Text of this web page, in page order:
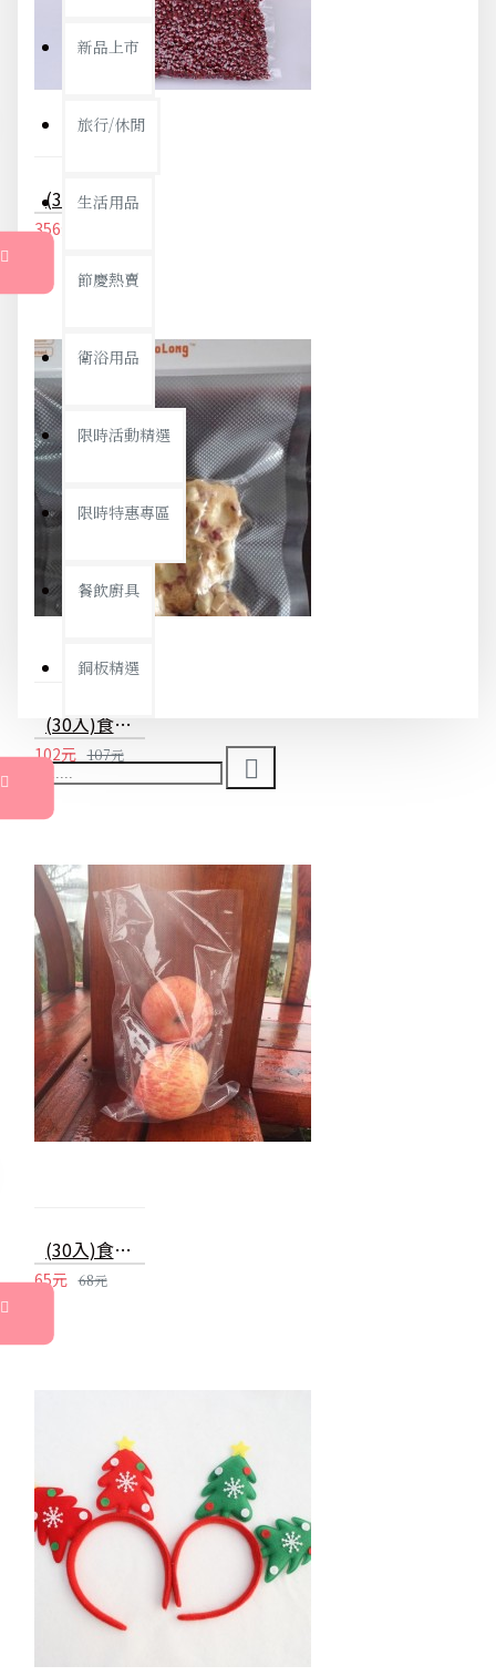
新品上市
旅行/休閒
生活用品
節慶熱賣
衛浴用品
限時活動精選
限時特惠專區
餐飲廚具
銅板精選
(30入)食品真空包裝袋 食品級家用保鮮袋 無毒單面紋路真空袋 真空封口機專用袋 30X25cm
356元
(30入)食品真空包裝袋 食品級家用保鮮袋 無毒單面紋路真空袋 真空封口機專用袋 多種尺寸
102元 107元
(30入)食品真空包裝袋 食品級家用保鮮袋 無毒單面紋路真空袋 真空封口機專用袋 小號
65元 68元